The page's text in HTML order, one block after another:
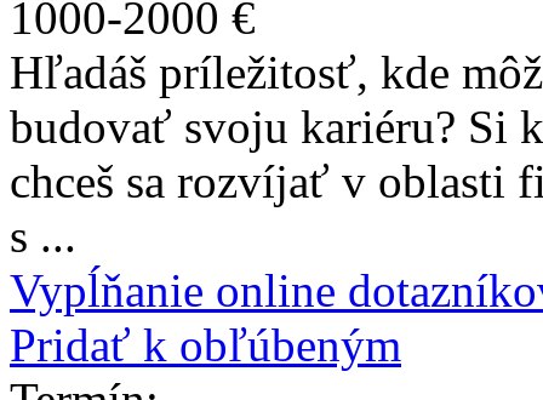
1000-2000 €
Hľadáš príležitosť, kde
budovať svoju kariéru? Si
chceš sa rozvíjať v oblasti
s ...
Vypĺňanie online
Pridať k obľúbeným